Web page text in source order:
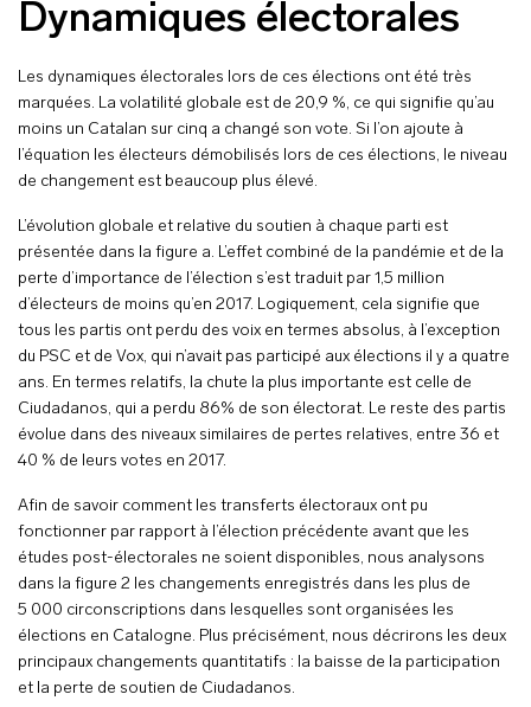
Dynamiques électorales
Les dynamiques électorales lors de ces élections ont été très
marquées. La volatilité globale est de 20,9 %, ce qui signifie qu’au
moins un Catalan sur cinq a changé son vote. Si l’on ajoute à
l’équation les électeurs démobilisés lors de ces élections, le niveau
de changement est beaucoup plus élevé.
L’évolution globale et relative du soutien à chaque parti est
présentée dans la figure a. L’effet combiné de la pandémie et de la
perte d’importance de l’élection s’est traduit par 1,5 million
d’électeurs de moins qu’en 2017. Logiquement, cela signifie que
tous les partis ont perdu des voix en termes absolus, à l’exception
du PSC et de Vox, qui n’avait pas participé aux élections il y a quatre
ans. En termes relatifs, la chute la plus importante est celle de
Ciudadanos, qui a perdu 86% de son électorat. Le reste des partis
évolue dans des niveaux similaires de pertes relatives, entre 36 et
40 % de leurs votes en 2017.
Afin de savoir comment les transferts électoraux ont pu
fonctionner par rapport à l’élection précédente avant que les
études post-électorales ne soient disponibles, nous analysons
dans la figure 2 les changements enregistrés dans les plus de
5 000 circonscriptions dans lesquelles sont organisées les
élections en Catalogne. Plus précisément, nous décrirons les deux
principaux changements quantitatifs : la baisse de la participation
et la perte de soutien de Ciudadanos.